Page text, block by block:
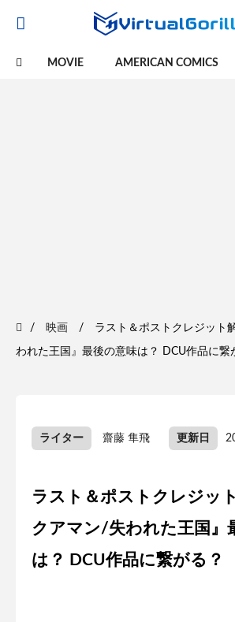
MOVIE AMERICAN COMICS
映画 ラスト＆ポストクレジット
われた王国』最後の意味は？ DCU作品に繋
ライター 齋藤 隼飛 更新日
ラスト＆ポストクレジッ
クアマン/失われた王国』
は？ DCU作品に繋がる？